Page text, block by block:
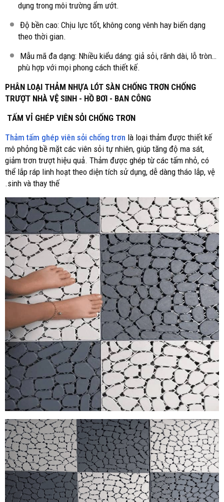
dụng trong môi trường ẩm ướt.
Độ bền cao: Chịu lực tốt, không cong vênh hay biến dạng
theo thời gian.
Mẫu mã đa dạng: Nhiều kiểu dáng: giả sỏi, rãnh dài, lỗ tròn…
phù hợp với mọi phong cách thiết kế.
PHÂN LOẠI THẢM NHỰA LÓT SÀN CHỐNG TRƠN CHỐNG
TRƯỢT NHÀ VỆ SINH - HỒ BƠI - BAN CÔNG
TẤM VỈ GHÉP VIÊN SỎI CHỐNG TRƠN
Thảm tấm ghép viên sỏi chống trơn là loại thảm được thiết kế
mô phỏng bề mặt các viên sỏi tự nhiên, giúp tăng độ ma sát,
giảm trơn trượt hiệu quả. Thảm được ghép từ các tấm nhỏ, có
thể lắp ráp linh hoạt theo diện tích sử dụng, dễ dàng tháo lắp, vệ
sinh và thay thế.